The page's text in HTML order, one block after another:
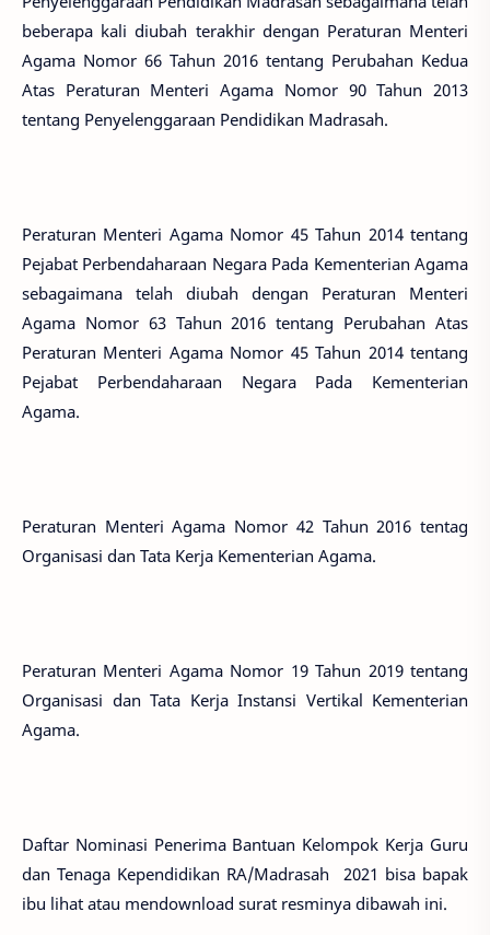
beberapa kali diubah terakhir dengan Peraturan Menteri
Agama Nomor 66 Tahun 2016 tentang Perubahan Kedua
Atas Peraturan Menteri Agama Nomor 90 Tahun 2013
tentang Penyelenggaraan Pendidikan Madrasah.
Peraturan Menteri Agama Nomor 45 Tahun 2014 tentang
Pejabat Perbendaharaan Negara Pada Kementerian Agama
sebagaimana telah diubah dengan Peraturan Menteri
Agama Nomor 63 Tahun 2016 tentang Perubahan Atas
Peraturan Menteri Agama Nomor 45 Tahun 2014 tentang
Pejabat Perbendaharaan Negara Pada Kementerian
Agama.
Peraturan Menteri Agama Nomor 42 Tahun 2016 tentag
Organisasi dan Tata Kerja Kementerian Agama.
Peraturan Menteri Agama Nomor 19 Tahun 2019 tentang
Organisasi dan Tata Kerja Instansi Vertikal Kementerian
Agama.
Daftar Nominasi Penerima Bantuan Kelompok Kerja Guru
dan Tenaga Kependidikan RA/Madrasah 2021 bisa bapak
ibu lihat atau mendownload surat resminya dibawah ini.